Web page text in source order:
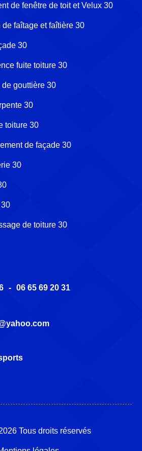
de fenêtre de toit et Velux 30
de faîtage et faîtière 30
30
fuite toiture 30
de gouttière 30
30
toiture 30
de façade 30
30
de toiture 30
- 06 65 69 20 31
Tous droits réservés